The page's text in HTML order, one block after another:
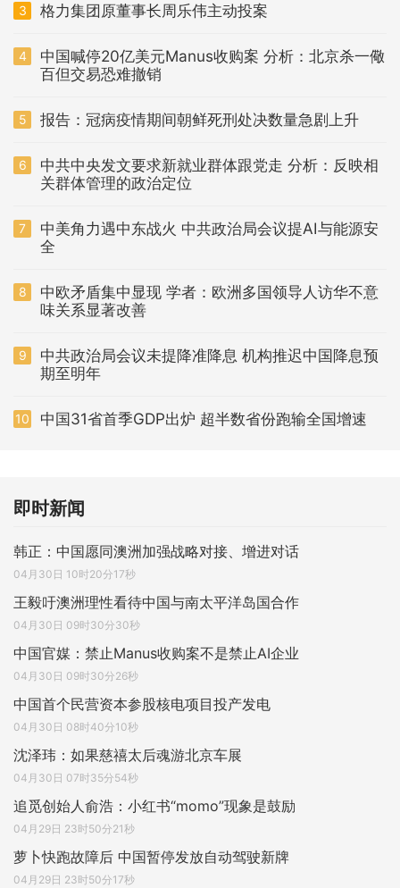
3 格力集团原董事长周乐伟主动投案
4
中国喊停20亿美元Manus收购案 分析：北京杀一儆
百但交易恐难撤销
5 报告：冠病疫情期间朝鲜死刑处决数量急剧上升
6
中共中央发文要求新就业群体跟党走 分析：反映相
关群体管理的政治定位
7
中美角力遇中东战火 中共政治局会议提AI与能源安
全
8
中欧矛盾集中显现 学者：欧洲多国领导人访华不意
味关系显著改善
9
中共政治局会议未提降准降息 机构推迟中国降息预
期至明年
10 中国31省首季GDP出炉 超半数省份跑输全国增速
即时新闻
韩正：中国愿同澳洲加强战略对接、增进对话
04月30日 10时20分17秒
王毅吁澳洲理性看待中国与南太平洋岛国合作
04月30日 09时30分30秒
中国官媒：禁止Manus收购案不是禁止AI企业
04月30日 09时30分26秒
中国首个民营资本参股核电项目投产发电
04月30日 08时40分10秒
沈泽玮：如果慈禧太后魂游北京车展
04月30日 07时35分54秒
追觅创始人俞浩：小红书“momo”现象是鼓励
04月29日 23时50分21秒
萝卜快跑故障后 中国暂停发放自动驾驶新牌
04月29日 23时50分17秒